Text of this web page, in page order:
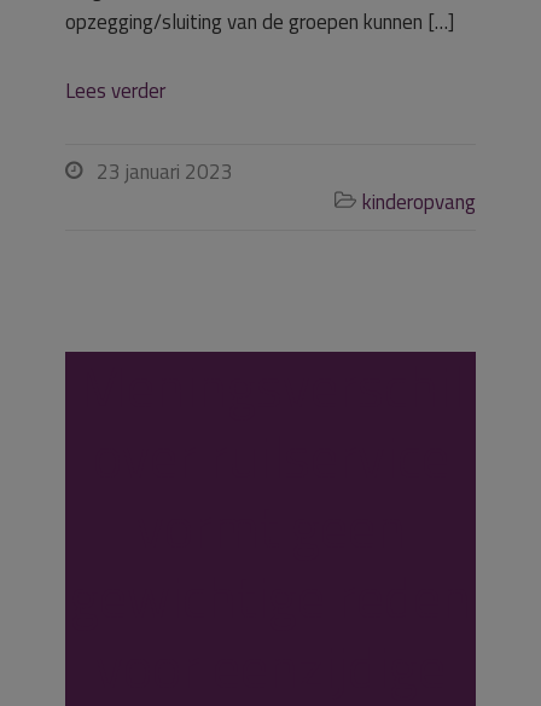
opzegging/sluiting van de groepen kunnen […]
Lees verder
 23 januari 2023
 kinderopvang